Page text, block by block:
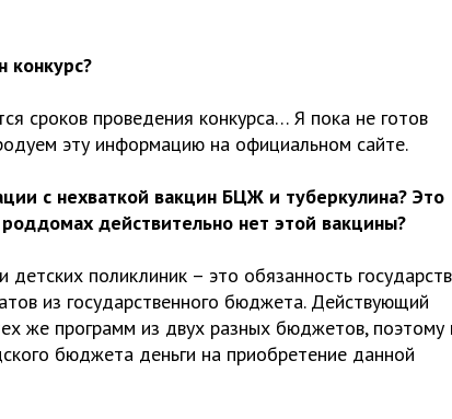
конкурс?
сроков проведения конкурса… Я пока не готов
эту информацию на официальном сайте.
с нехваткой вакцин БЦЖ и туберкулина? Это
действительно нет этой вакцины?
поликлиник – это обязанность
из государственного бюджета. Действующий
же программ из двух разных бюджетов, поэтому
бюджета деньги на приобретение данной